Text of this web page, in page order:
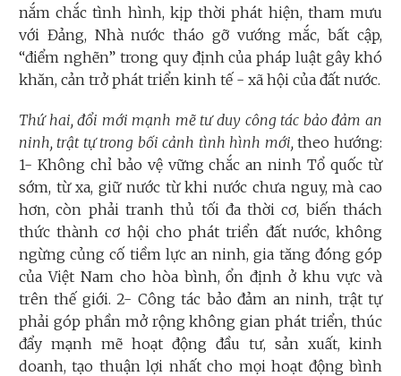
nắm chắc tình hình, kịp thời phát hiện, tham mưu
với Đảng, Nhà nước tháo gỡ vướng mắc, bất cập,
“điểm nghẽn” trong quy định của pháp luật gây khó
khăn, cản trở phát triển kinh tế - xã hội của đất nước.
Thứ hai, đổi mới mạnh mẽ tư duy công tác bảo đảm an
ninh, trật tự trong bối cảnh tình hình mới, theo hướng:
1- Không chỉ bảo vệ vững chắc an ninh Tổ quốc từ
sớm, từ xa, giữ nước từ khi nước chưa nguy, mà cao
hơn, còn phải tranh thủ tối đa thời cơ, biến thách
thức thành cơ hội cho phát triển đất nước, không
ngừng củng cố tiềm lực an ninh, gia tăng đóng góp
của Việt Nam cho hòa bình, ổn định ở khu vực và
trên thế giới. 2- Công tác bảo đảm an ninh, trật tự
phải góp phần mở rộng không gian phát triển, thúc
đẩy mạnh mẽ hoạt động đầu tư, sản xuất, kinh
doanh, tạo thuận lợi nhất cho mọi hoạt động bình